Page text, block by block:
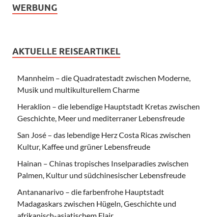
WERBUNG
AKTUELLE REISEARTIKEL
Mannheim – die Quadratestadt zwischen Moderne,
Musik und multikulturellem Charme
Heraklion – die lebendige Hauptstadt Kretas zwischen
Geschichte, Meer und mediterraner Lebensfreude
San José – das lebendige Herz Costa Ricas zwischen
Kultur, Kaffee und grüner Lebensfreude
Hainan – Chinas tropisches Inselparadies zwischen
Palmen, Kultur und südchinesischer Lebensfreude
Antananarivo – die farbenfrohe Hauptstadt
Madagaskars zwischen Hügeln, Geschichte und